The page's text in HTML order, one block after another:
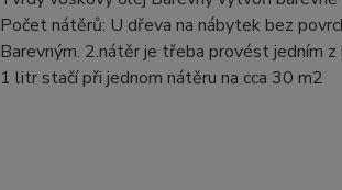
Počet nátěrů: U dřeva na nábytek bez
Barevným. 2.nátěr je třeba provést jedním
1 litr stačí při jednom nátěru na cca 30 m2